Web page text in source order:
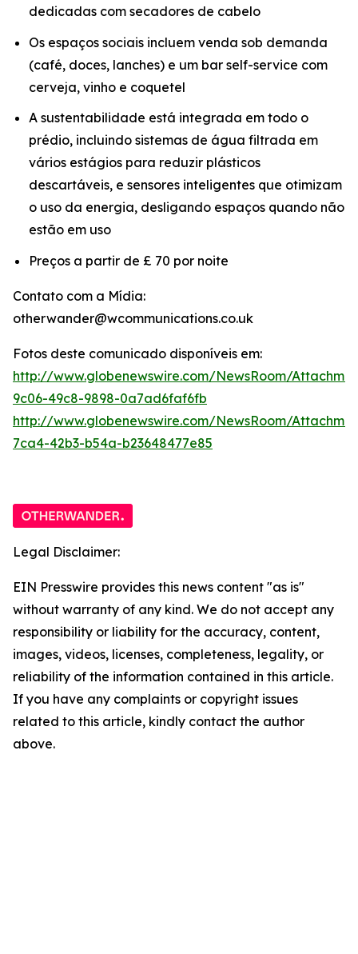
dedicadas com secadores de cabelo
Os espaços sociais incluem venda sob demanda
(café, doces, lanches) e um bar self-service com
cerveja, vinho e coquetel
A sustentabilidade está integrada em todo o
prédio, incluindo sistemas de água filtrada em
vários estágios para reduzir plásticos
descartáveis, e sensores inteligentes que otimizam
o uso da energia, desligando espaços quando não
estão em uso
Preços a partir de £ 70 por noite
Contato com a Mídia:
otherwander@wcommunications.co.uk
Fotos deste comunicado disponíveis em:
http://www.globenewswire.com/NewsRoom/
9c06-49c8-9898-0a7ad6faf6fb
http://www.globenewswire.com/NewsRoom/
7ca4-42b3-b54a-b23648477e85
Legal Disclaimer:
EIN Presswire provides this news content "as is"
without warranty of any kind. We do not accept any
responsibility or liability for the accuracy, content,
images, videos, licenses, completeness, legality, or
reliability of the information contained in this article.
If you have any complaints or copyright issues
related to this article, kindly contact the author
above.